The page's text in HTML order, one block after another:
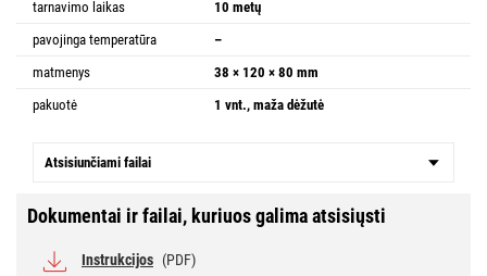
tarnavimo laikas
10 metų
pavojinga temperatūra
–
matmenys
38 × 120 × 80 mm
pakuotė
1 vnt., maža dėžutė
Atsisiunčiami failai
Dokumentai ir failai, kuriuos galima atsisiųsti
Instrukcijos (PDF)